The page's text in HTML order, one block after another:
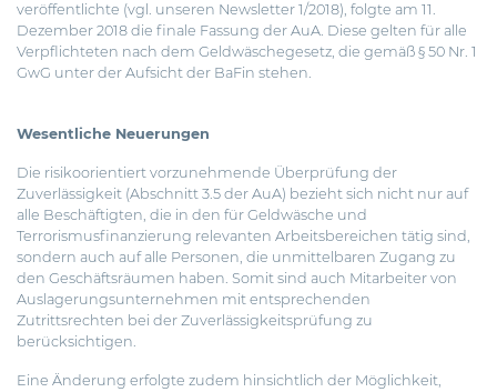
veröffentlichte (vgl. unseren Newsletter 1/2018), folgte am 11.
Dezember 2018 die finale Fassung der AuA. Diese gelten für alle
Verpflichteten nach dem Geldwäschegesetz, die gemäß § 50 Nr. 1
GwG unter der Aufsicht der BaFin stehen.
Wesentliche Neuerungen
Die risikoorientiert vorzunehmende Überprüfung der
Zuverlässigkeit (Abschnitt 3.5 der AuA) bezieht sich nicht nur auf
alle Beschäftigten, die in den für Geldwäsche und
Terrorismusfinanzierung relevanten Arbeitsbereichen tätig sind,
sondern auch auf alle Personen, die unmittelbaren Zugang zu
den Geschäftsräumen haben. Somit sind auch Mitarbeiter von
Auslagerungsunternehmen mit entsprechenden
Zutrittsrechten bei der Zuverlässigkeitsprüfung zu
berücksichtigen.
Eine Änderung erfolgte zudem hinsichtlich der Möglichkeit,